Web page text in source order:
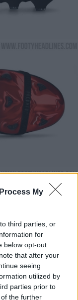
My
third parties, or
for
below opt-out
that after your
seeing
utilized by
parties prior to
the further